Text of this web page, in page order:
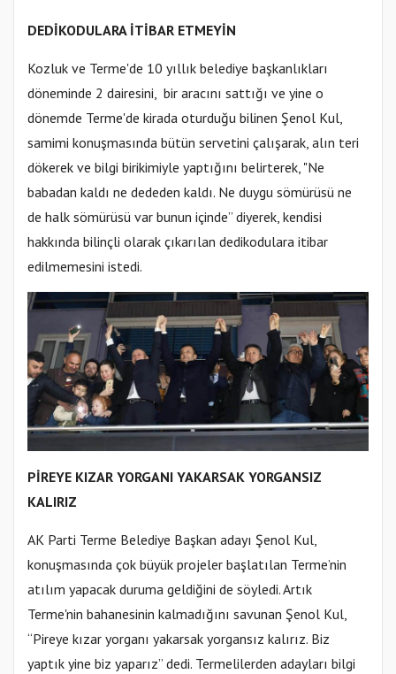
DEDİKODULARA İTİBAR ETMEYİN
Kozluk ve Terme'de 10 yıllık belediye başkanlıkları
döneminde 2 dairesini, bir aracını sattığı ve yine o
dönemde Terme'de kirada oturduğu bilinen Şenol Kul,
samimi konuşmasında bütün servetini çalışarak, alın teri
dökerek ve bilgi birikimiyle yaptığını belirterek, "Ne
babadan kaldı ne dededen kaldı. Ne duygu sömürüsü ne
de halk sömürüsü var bunun içinde” diyerek, kendisi
hakkında bilinçli olarak çıkarılan dedikodulara itibar
edilmemesini istedi.
PİREYE KIZAR YORGANI YAKARSAK YORGANSIZ
KALIRIZ
AK Parti Terme Belediye Başkan adayı Şenol Kul,
konuşmasında çok büyük projeler başlatılan Terme’nin
atılım yapacak duruma geldiğini de söyledi. Artık
Terme'nin bahanesinin kalmadığını savunan Şenol Kul,
“Pireye kızar yorganı yakarsak yorgansız kalırız. Biz
yaptık yine biz yaparız” dedi. Termelilerden adayları bilgi